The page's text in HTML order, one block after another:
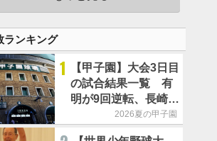
ランキング
1
【甲子園】大会3日目
の試合結果一覧 有
明が9回逆転、長崎日
大は15得点で大勝
2026夏の甲子園